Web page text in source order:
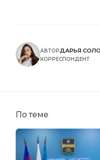
АВТОРДАРЬЯ
КОРРЕСПОНДЕНТ
По теме